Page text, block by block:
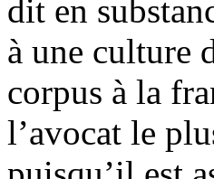
dit en
à une culture
corpus à la
l’avocat le